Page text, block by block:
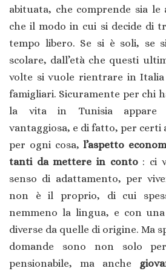
abituata, che comprende sia
che il modo in cui si decide di
tempo libero. Se si è soli, se
scolare, dall’età che questi
volte si vuole rientrare in
famigliari. Sicuramente per chi
la vita in Tunisia appare
vantaggiosa, e di fatto, per certi
per ogni cosa,l’aspetto
tanti da mettere in conto: ci
senso di adattamento, per
non è il proprio, di cui
nemmeno la lingua, e con
diverse da quelle di origine. Ma
domande sono non solo
pensionabile, ma anche